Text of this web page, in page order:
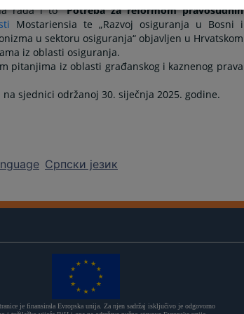
rada i to“Potreba za reformom pravosudnih
Mostariensia te „Razvoj osiguranja u Bosni i
u sektoru osiguranja“ objavljen u Hrvatskom
iz oblasti osiguranja.
pitanjima iz oblasti građanskog i kaznenog prava
sjednici održanoj 30. siječnja 2025. godine.
Српски језик
je finansirala Evropska unija. Za njen sadržaj isključivo je odgovorno